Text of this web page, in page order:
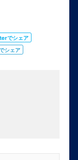
でシェア
シェア